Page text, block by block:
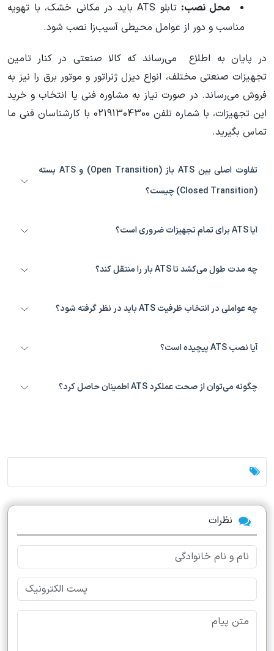
محل نصب:
تابلو ATS باید در مکانی خشک، با تهویه
مناسب و دور از عوامل محیطی آسیب‌زا نصب شود.
در پایان به اطلاع می‌رساند که کالا صنعتی در کنار تامین
تجهیزات صنعتی مختلف، انواع دیزل ژنراتور و موتور برق را نیز به
فروش می‌رساند. در صورت نیاز به مشاوره فنی یا انتخاب و خرید
این تجهیزات، با شماره تلفن 02191304300 با کارشناسان فنی ما
تماس بگیرید.
تفاوت اصلی بین ATS باز (Open Transition) و ATS بسته
(Closed Transition) چیست؟
Before-Make)، در حالی که ATS بسته ابتدا منابع را به صورت موازی وصل کرده
شود.
آیا ATS برای تمام تجهیزات ضروری است؟
بیمارستان‌ها، سیستم‌های حیاتی و تجهیزات حساس، ضروری است. برای بارهای
چه مدت طول می‌کشد تا ATS بار را منتقل کند؟
چند ثانیه و ATS های بسته در حد میلی‌ثانیه این کار را انجام می‌دهند.
چه عواملی در انتخاب ظرفیت ATS باید در نظر گرفته شود؟
فرکانس) عواملی کلیدی در انتخاب ظرفیت مناسب ATS هستند.
آیا نصب ATS پیچیده است؟
ایمنی دارد و بهتر است توسط متخصصان انجام شود.
چگونه می‌توان از صحت عملکرد ATS اطمینان حاصل کرد؟
نظرات